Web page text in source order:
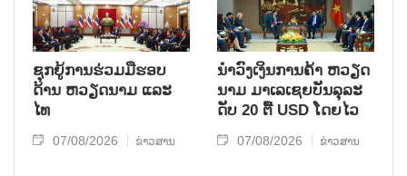
ຊຸກຍູ້ການຮ່ວມມືຮອບ
ດ້ານ ຫວຽດນາມ ແລະ
ໄທ
07/08/2026 ຂ່າວສານ
ນຳ​ວົງ​ເງິນ​ການ​ຄ້າ ຫວຽດ​
ນາມ ມາ​ເລ​ເຊຍ​ບັນ​ລຸ​ລະ​
ດັບ 20 ຕື້ USD ໂດຍ​ໄວ
07/08/2026 ຂ່າວສານ